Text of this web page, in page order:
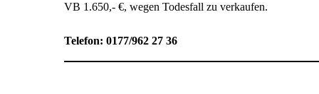
VB 1.650,- €, wegen Todesfall zu verkaufen.
Telefon: 0177/962 27 36